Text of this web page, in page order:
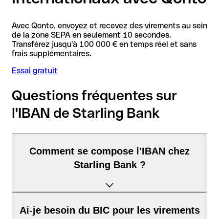
Avec Qonto, envoyez et recevez des virements au sein
de la zone SEPA en seulement 10 secondes.
Transférez jusqu'à 100 000 € en temps réel et sans
frais supplémentaires.
Essai gratuit
Questions fréquentes sur
l'IBAN de Starling Bank
Comment se compose l'IBAN chez
Starling Bank ?
L'IBAN au Royaume-Uni se compose exactement de 22
caractères et comprend trois éléments :
Ai-je besoin du BIC pour les virements